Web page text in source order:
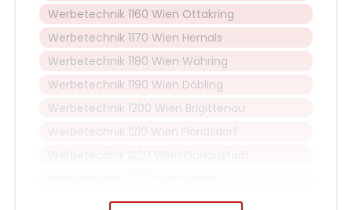
Werbetechnik 1160 Wien Ottakring
Werbetechnik 1170 Wien Hernals
Werbetechnik 1180 Wien Währing
Werbetechnik 1190 Wien Döbling
Werbetechnik 1200 Wien Brigittenau
Werbetechnik 1210 Wien Floridsdorf